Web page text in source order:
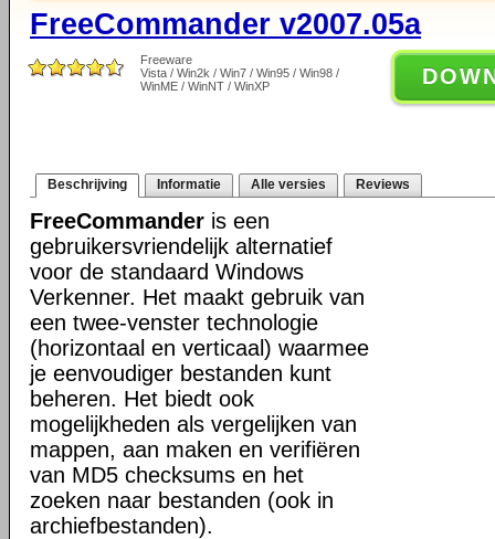
FreeCommander v2007.05a
Freeware
Vista / Win2k / Win7 / Win95 / Win98 /
WinME / WinNT / WinXP
Beschrijving Informatie Alle versies Reviews
FreeCommander is een
gebruikersvriendelijk alternatief
voor de standaard Windows
Verkenner. Het maakt gebruik van
een twee-venster technologie
(horizontaal en verticaal) waarmee
je eenvoudiger bestanden kunt
beheren. Het biedt ook
mogelijkheden als vergelijken van
mappen, aan maken en verifiëren
van MD5 checksums en het
zoeken naar bestanden (ook in
archiefbestanden).